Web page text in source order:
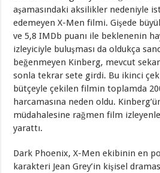
aşamasındaki aksilikler nedeniyle
edemeyen X-Men filmi. Gişede
ve 5,8 IMDb puanı ile beklenenin
izleyiciyle buluşması da oldukça
beğenmeyen Kinberg, mevcut
sonla tekrar sete girdi. Bu ikinci
bütçeyle çekilen filmin toplamda
harcamasına neden oldu.
müdahalesine rağmen film
yarattı.
Dark Phoenix, X-Men ekibinin en
karakteri Jean Grey’in kişisel